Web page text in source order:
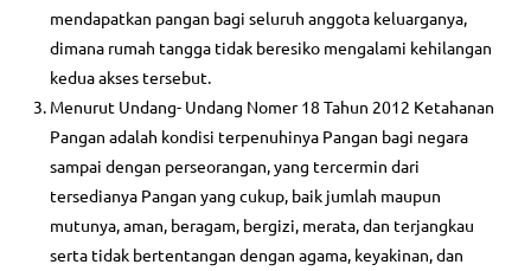
mendapatkan pangan bagi seluruh anggota keluarganya,
dimana rumah tangga tidak beresiko mengalami kehilangan
kedua akses tersebut.
Menurut Undang- Undang Nomer 18 Tahun 2012 Ketahanan
Pangan adalah kondisi terpenuhinya Pangan bagi negara
sampai dengan perseorangan, yang tercermin dari
tersedianya Pangan yang cukup, baik jumlah maupun
mutunya, aman, beragam, bergizi, merata, dan terjangkau
serta tidak bertentangan dengan agama, keyakinan, dan